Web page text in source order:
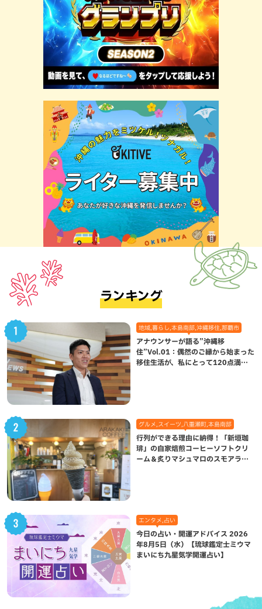
ランキング
地域,暮らし,本島南部,沖縄移住,那覇市
アナウンサーが語る”沖縄移
住”Vol.01：偶然のご縁から始まった
移住生活が、私にとって120点満点
グルメ,スイーツ,八重瀬町,本島南部
行列ができる理由に納得！「新垣珈
琲」の自家焙煎コーヒーソフトクリ
ーム＆炙りマシュマロのスモアラテ
エンタメ,占い
今日の占い・開運アドバイス 2026
年8月5日（水）【琉球鑑定士ミウマ
まいにち九星気学開運占い】